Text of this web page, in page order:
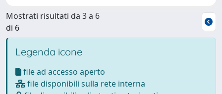
Mostrati risultati da 3 a 6
di 6
Legenda icone
file ad accesso aperto
file disponibili sulla rete interna